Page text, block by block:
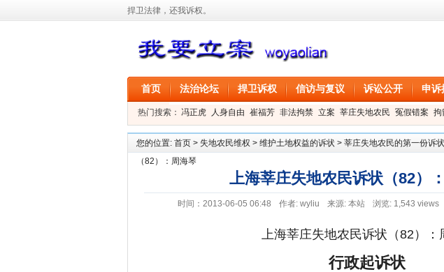
捍卫法律，还我诉权。
首页 法治论坛 捍卫诉权 信访与复议 诉讼公开 申诉
热门搜索： 冯正虎 人身自由 崔福芳 非法拘禁 立案 莘庄失地农民 冤假错案 拘
叶剑 刑事拘留 信息公开 叶桂香
您的位置: 首页 > 失地农民维权 > 维护土地权益的诉状 > 莘庄失地农民的第一份诉
（82）：周海琴
上海莘庄失地农民诉状（82）
时间：2013-06-05 06:48 作者: wyliu 来源: 本站 浏览: 1,543 views
上海莘庄失地农民诉状（82）：
行政起诉状